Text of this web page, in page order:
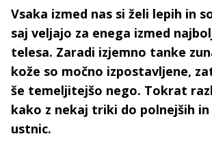
Vsaka izmed nas si želi lepih in
saj veljajo za enega izmed
telesa. Zaradi izjemno tanke
kože so močno izpostavljene,
še temeljitejšo nego. Tokrat
kako z nekaj triki do polnejših in
ustnic.